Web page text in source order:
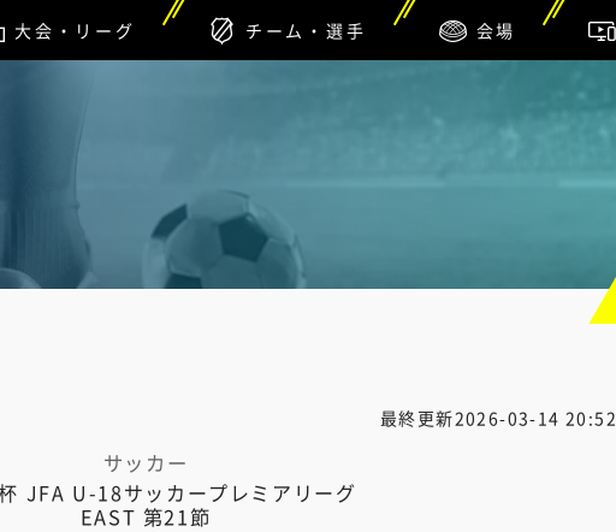
大会・リーグ チーム・選手 会場
最終更新2026-03-14 20:52
サッカー
JFA U-18サッカープレミアリーグ
EAST 第21節